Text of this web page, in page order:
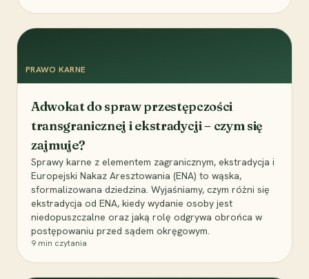
PRAWO KARNE
Adwokat do spraw przestępczości
transgranicznej i ekstradycji – czym się
zajmuje?
Sprawy karne z elementem zagranicznym, ekstradycja i
Europejski Nakaz Aresztowania (ENA) to wąska,
sformalizowana dziedzina. Wyjaśniamy, czym różni się
ekstradycja od ENA, kiedy wydanie osoby jest
niedopuszczalne oraz jaką rolę odgrywa obrońca w
postępowaniu przed sądem okręgowym.
9 min czytania